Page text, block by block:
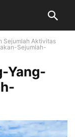
Sejumlah Aktivitas
Sejumlah-
Yang-